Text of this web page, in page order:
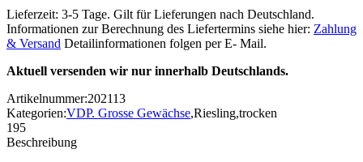
Lieferzeit: 3-5 Tage. Gilt für Lieferungen nach Deutschland.
Informationen zur Berechnung des Liefertermins siehe hier: Zahlung
& Versand Detailinformationen folgen per E- Mail.
Aktuell versenden wir nur innerhalb Deutschlands.
Artikelnummer:202113
Kategorien:VDP. Grosse Gewächse,Riesling,trocken
195
Beschreibung